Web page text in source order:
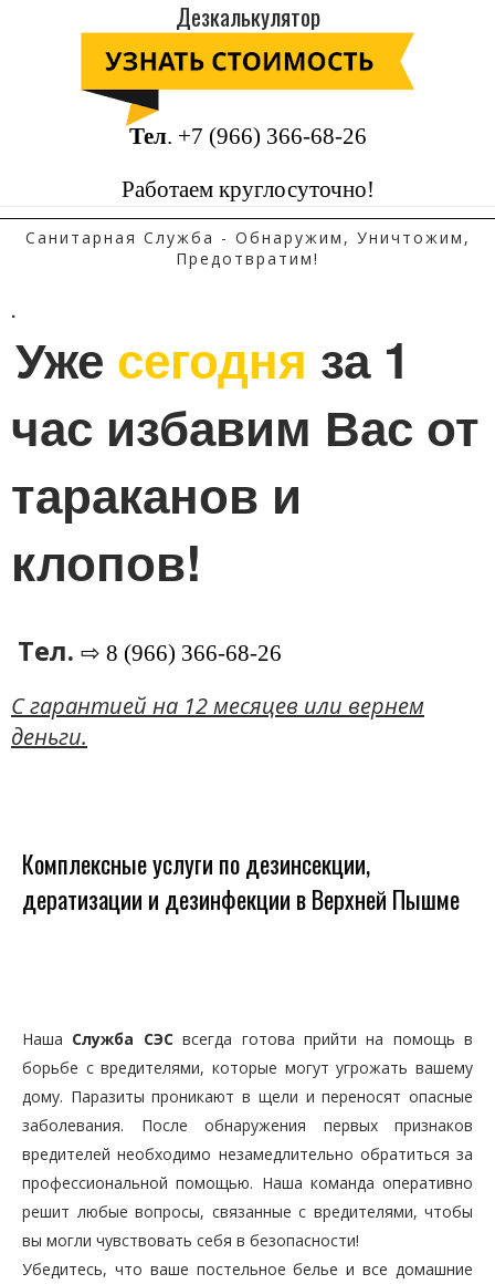
Дезкалькулятор
Тел. +7 (966) 366-68-26
Работаем круглосуточно!
Санитарная Служба - Обнаружим, Уничтожим,
Предотвратим!
.
Уже сегодня за 1
час избавим Вас от
тараканов и
клопов!
Тел. ⇨ 8 (966) 366-68-26
C гарантией на 12 месяцев или вернем
деньги.
Комплексные услуги по дезинсекции,
дератизации и дезинфекции в Верхней Пышме
Наша Служба СЭСвсегда готова прийти на помощь в
борьбе с вредителями, которые могут угрожать вашему
дому. Паразиты проникают в щели и переносят опасные
заболевания. После обнаружения первых признаков
вредителей необходимо незамедлительно обратиться за
профессиональной помощью. Наша команда оперативно
решит любые вопросы, связанные с вредителями, чтобы
вы могли чувствовать себя в безопасности!
Убедитесь, что ваше постельное белье и все домашние